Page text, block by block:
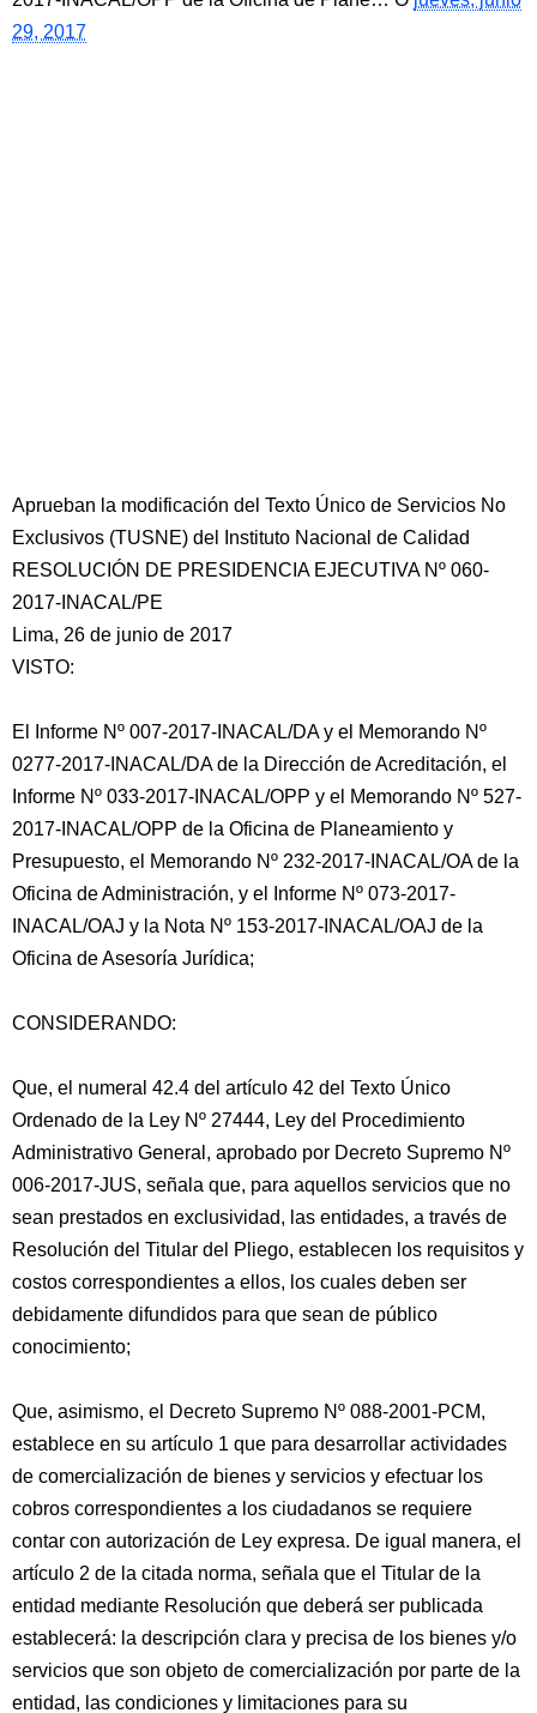
29, 2017
Aprueban la modificación del Texto Único de Servicios No
Exclusivos (TUSNE) del Instituto Nacional de Calidad
RESOLUCIÓN DE PRESIDENCIA EJECUTIVA Nº 060-
2017-INACAL/PE
Lima, 26 de junio de 2017
VISTO:
El Informe Nº 007-2017-INACAL/DA y el Memorando Nº
0277-2017-INACAL/DA de la Dirección de Acreditación, el
Informe Nº 033-2017-INACAL/OPP y el Memorando Nº 527-
2017-INACAL/OPP de la Oficina de Planeamiento y
Presupuesto, el Memorando Nº 232-2017-INACAL/OA de la
Oficina de Administración, y el Informe Nº 073-2017-
INACAL/OAJ y la Nota Nº 153-2017-INACAL/OAJ de la
Oficina de Asesoría Jurídica;
CONSIDERANDO:
Que, el numeral 42.4 del artículo 42 del Texto Único
Ordenado de la Ley Nº 27444, Ley del Procedimiento
Administrativo General, aprobado por Decreto Supremo Nº
006-2017-JUS, señala que, para aquellos servicios que no
sean prestados en exclusividad, las entidades, a través de
Resolución del Titular del Pliego, establecen los requisitos y
costos correspondientes a ellos, los cuales deben ser
debidamente difundidos para que sean de público
conocimiento;
Que, asimismo, el Decreto Supremo Nº 088-2001-PCM,
establece en su artículo 1 que para desarrollar actividades
de comercialización de bienes y servicios y efectuar los
cobros correspondientes a los ciudadanos se requiere
contar con autorización de Ley expresa. De igual manera, el
artículo 2 de la citada norma, señala que el Titular de la
entidad mediante Resolución que deberá ser publicada
establecerá: la descripción clara y precisa de los bienes y/o
servicios que son objeto de comercialización por parte de la
entidad, las condiciones y limitaciones para su